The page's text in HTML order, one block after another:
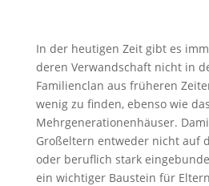
In der heutigen Zeit gibt es
deren Verwandschaft nicht in
Familienclan aus früheren
wenig zu finden, ebenso wie
Mehrgenerationenhäuser.
Großeltern entweder nicht auf
oder beruflich stark
ein wichtiger Baustein für